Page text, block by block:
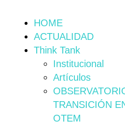
HOME
ACTUALIDAD
Think Tank
Institucional
Artículos
TRANSICIÓN
OTEM